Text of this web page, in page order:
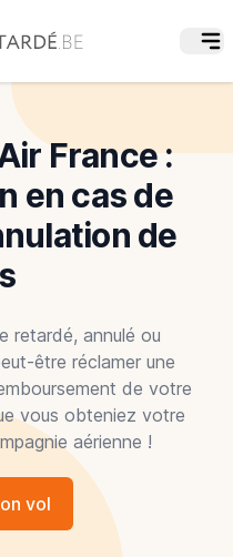
France :
en cas de
de
retardé, annulé ou
être réclamer une
de votre
vous obteniez votre
aérienne !
vol